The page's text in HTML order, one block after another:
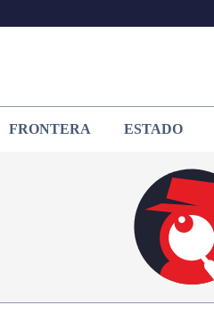
FRONTERA ESTADO